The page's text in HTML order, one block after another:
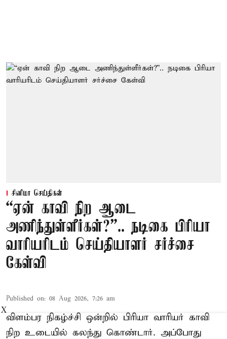
சினிமா செய்திகள்
“ஏன் காவி நிற ஆடை
அணிந்துள்ளீர்கள்?”.. நடிகை பிரியா
வாரியரிடம் செய்தியாளர் சர்ச்சை
கேள்வி
Published on: 08 Aug 2026, 7:26 am
விளம்பர நிகழ்ச்சி ஒன்றில் பிரியா வாரியர் காவி
நிற உடையில் கலந்து கொண்டார். அப்போது
X